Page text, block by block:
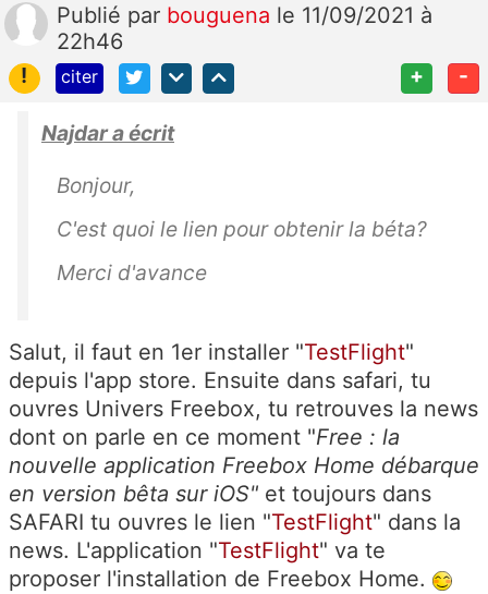
Publié par bouguena le 11/09/2021 à
22h46
!
citer + -
Najdar a écrit
Bonjour,
C'est quoi le lien pour obtenir la béta?
Merci d'avance
Salut, il faut en 1er installer "TestFlight"
depuis l'app store. Ensuite dans safari, tu
ouvres Univers Freebox, tu retrouves la news
dont on parle en ce moment "Free : la
nouvelle application Freebox Home débarque
en version bêta sur iOS" et toujours dans
SAFARI tu ouvres le lien "TestFlight" dans la
news. L'application "TestFlight" va te
proposer l'installation de Freebox Home.